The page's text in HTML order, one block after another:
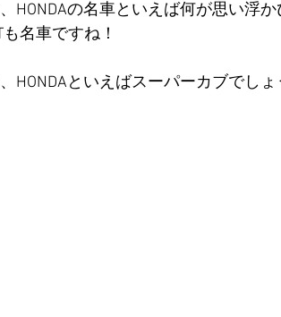
HONDAの名車といえば何が思い浮
も名車ですね！
HONDAといえばスーパーカブでしょ